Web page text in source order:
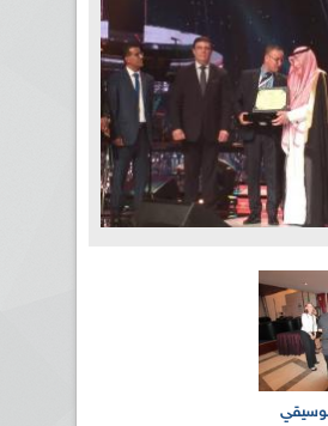
والتلفزيون بتونس